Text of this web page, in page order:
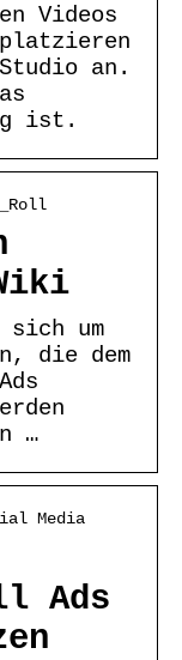
Videos
platzieren
an.
ist.
um
die dem
…
Media
Ads